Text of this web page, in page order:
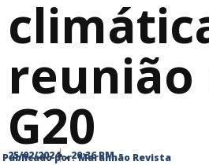
reunião
G20
Publicado por: Maranhão Revista
25/02/2024 20:36 PM